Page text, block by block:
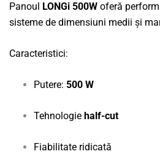
Panoul LONGi 500W oferă
sisteme de dimensiuni medii și
Caracteristici:
Putere: 500 W
Tehnologie half-cut
Fiabilitate ridicată